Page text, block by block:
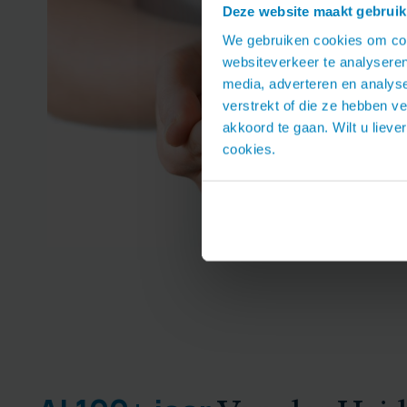
Deze website maakt
We gebruiken cookies om
websiteverkeer te
media, adverteren en
verstrekt of die ze hebben
akkoord te gaan. Wilt u
cookies.